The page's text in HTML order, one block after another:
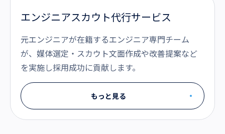
エンジニアスカウト代行サービス
元エンジニアが在籍するエンジニア専門チーム
が、媒体選定・スカウト文面作成や改善提案など
を実施し採用成功に貢献します。
もっと見る